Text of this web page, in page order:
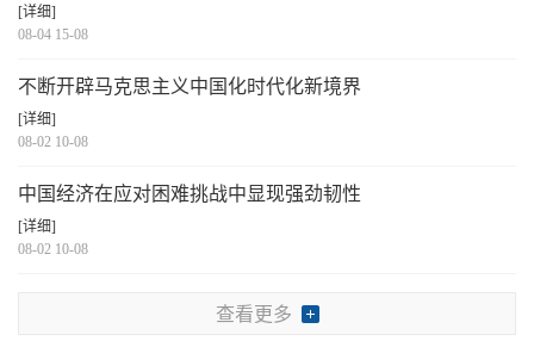
[详细]
08-04 15-08
不断开辟马克思主义中国化时代化新境界
[详细]
08-02 10-08
中国经济在应对困难挑战中显现强劲韧性
[详细]
08-02 10-08
查看更多